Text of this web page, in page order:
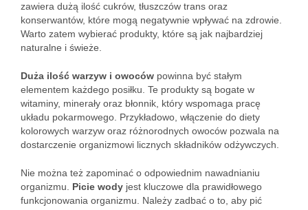
zawiera dużą ilość cukrów, tłuszczów trans oraz
konserwantów, które mogą negatywnie wpływać na zdrowie.
Warto zatem wybierać produkty, które są jak najbardziej
naturalne i świeże.
Duża ilość warzyw i owoców powinna być stałym
elementem każdego posiłku. Te produkty są bogate w
witaminy, minerały oraz błonnik, który wspomaga pracę
układu pokarmowego. Przykładowo, włączenie do diety
kolorowych warzyw oraz różnorodnych owoców pozwala na
dostarczenie organizmowi licznych składników odżywczych.
Nie można też zapominać o odpowiednim nawadnianiu
organizmu. Picie wody jest kluczowe dla prawidłowego
funkcjonowania organizmu. Należy zadbać o to, aby pić